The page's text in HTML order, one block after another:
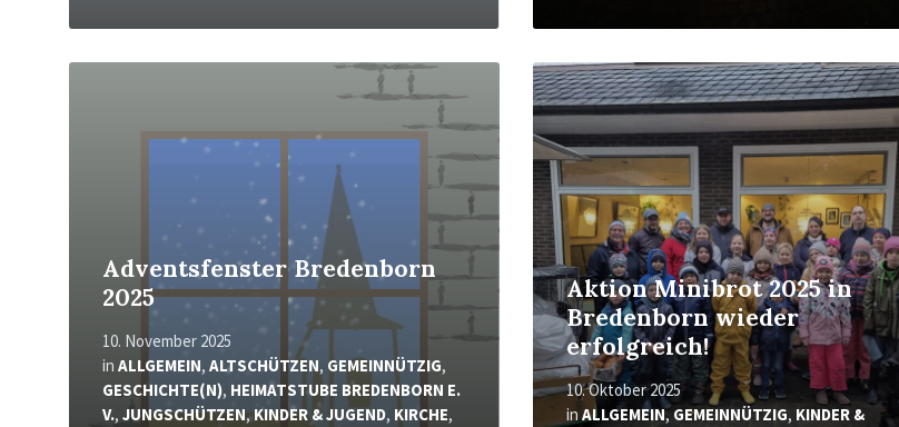
Adventsfenster Bredenborn
2025
10. November 2025
in ALLGEMEIN, ALTSCHÜTZEN, GEMEINNÜTZIG,
GESCHICHTE(N), HEIMATSTUBE BREDENBORN E.
V., JUNGSCHÜTZEN,KINDER & JUGEND, KIRCHE,
Mehr
Aktion Minibrot 2025 in
Bredenborn wieder
erfolgreich!
10. Oktober 2025
inALLGEMEIN,GEMEINNÜTZIG, KINDER &
Mehr
erfahren